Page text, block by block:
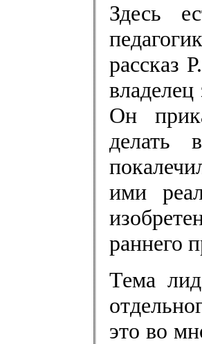
Здесь
рассказ
Он
делать
ими
раннего
Тема
это во